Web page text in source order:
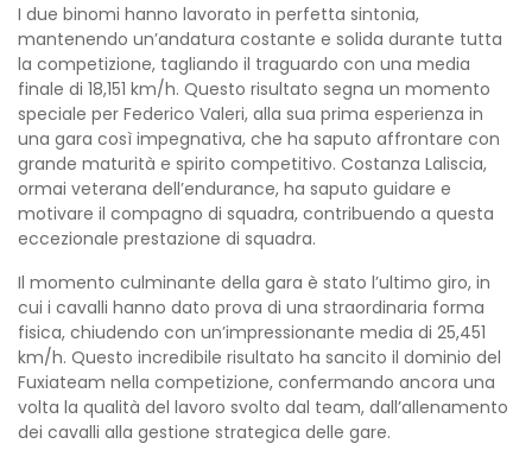
I due binomi hanno lavorato in perfetta sintonia,
mantenendo un’andatura costante e solida durante tutta
la competizione, tagliando il traguardo con una media
finale di 18,151 km/h. Questo risultato segna un momento
speciale per Federico Valeri, alla sua prima esperienza in
una gara così impegnativa, che ha saputo affrontare con
grande maturità e spirito competitivo. Costanza Laliscia,
ormai veterana dell’endurance, ha saputo guidare e
motivare il compagno di squadra, contribuendo a questa
eccezionale prestazione di squadra.
Il momento culminante della gara è stato l’ultimo giro, in
cui i cavalli hanno dato prova di una straordinaria forma
fisica, chiudendo con un’impressionante media di 25,451
km/h. Questo incredibile risultato ha sancito il dominio del
Fuxiateam nella competizione, confermando ancora una
volta la qualità del lavoro svolto dal team, dall’allenamento
dei cavalli alla gestione strategica delle gare.